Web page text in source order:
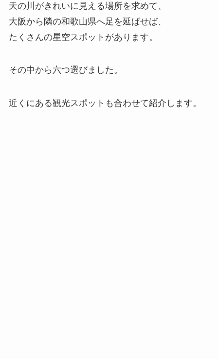
天の川がきれいに見える場所を求めて、
大阪から隣の和歌山県へ足を延ばせば、
たくさんの星空スポットがあります。
その中から六つ選びました。
近くにある観光スポットも合わせて紹介します。